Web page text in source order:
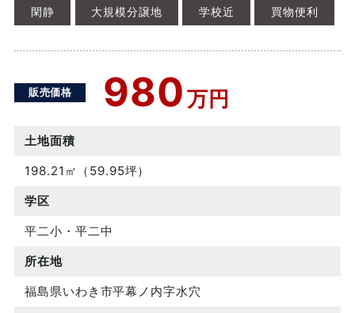
閑静 大規模分譲地 学校近 買物便利
販売価格 980万円
土地面積
198.21㎡（59.95坪）
学区
平二小・平二中
所在地
福島県いわき市平幕ノ内字水穴